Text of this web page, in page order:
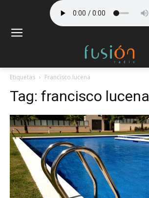
Etiquetas Francisco lucena
Tag: francisco lucena